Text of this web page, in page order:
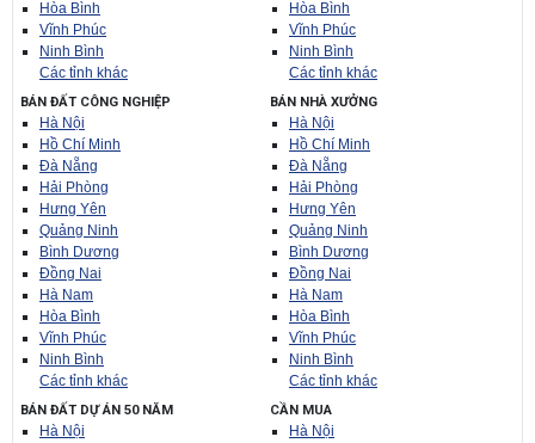
Hòa Bình
Vĩnh Phúc
Ninh Bình
Các tỉnh khác
Hòa Bình
Vĩnh Phúc
Ninh Bình
Các tỉnh khác
BÁN ĐẤT CÔNG NGHIỆP
Hà Nội
Hồ Chí Minh
Đà Nẵng
Hải Phòng
Hưng Yên
Quảng Ninh
Bình Dương
Đồng Nai
Hà Nam
Hòa Bình
Vĩnh Phúc
Ninh Bình
Các tỉnh khác
BÁN NHÀ XƯỞNG
Hà Nội
Hồ Chí Minh
Đà Nẵng
Hải Phòng
Hưng Yên
Quảng Ninh
Bình Dương
Đồng Nai
Hà Nam
Hòa Bình
Vĩnh Phúc
Ninh Bình
Các tỉnh khác
BÁN ĐẤT DỰ ÁN 50 NĂM
Hà Nội
CẦN MUA
Hà Nội